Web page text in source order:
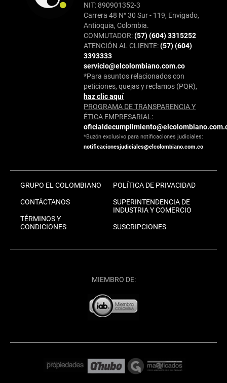
NIT: 890901352-3
Carrera 48 N° 30 Sur - 119, Envigado,
Antioquia, Colombia.
CONMUTADOR:(57) (604) 3315252
ATENCIÓN AL CLIENTE:(57) (604)
3393333
servicio@elcolombiano.com.co
*Para asuntos relacionados con
peticiones, quejas y reclamos (PQR),
haz clic aquí
PROGRAMA DE TRANSPARENCIA Y
ÉTICA EMPRESARIAL:
*Buzón exclusivo para notificaciones judiciales:
notificacionesjudiciales@elcolombiano.com.co
GRUPO EL COLOMBIANO
CONTÁCTANOS
TÉRMINOS Y
CONDICIONES
POLÍTICA DE PRIVACIDAD
SUPERINTENDENCIA DE
INDUSTRIA Y COMERCIO
SUSCRIPCIONES
MIEMBRO DE: